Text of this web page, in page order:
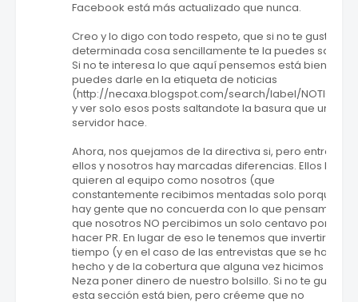
Facebook está más actualizado que nunca.
Creo y lo digo con todo respeto, que si no te gusta
determinada cosa sencillamente te la puedes saltar.
Si no te interesa lo que aquí pensemos está bien
puedes darle en la etiqueta de noticias
(http://necaxa.blogspot.com/search/label/NOTICIAS)
y ver solo esos posts saltandote la basura que un
servidor hace.
Ahora, nos quejamos de la directiva si, pero entre
ellos y nosotros hay marcadas diferencias. Ellos NO
quieren al equipo como nosotros (que
constantemente recibimos mentadas solo porque
hay gente que no concuerda con lo que pensamos) y
que nosotros NO percibimos un solo centavo por
hacer PR. En lugar de eso le tenemos que invertir
tiempo (y en el caso de las entrevistas que se han
hecho y de la cobertura que alguna vez hicimos en
Neza poner dinero de nuestro bolsillo. Si no te gusta
esta sección está bien, pero créeme que no